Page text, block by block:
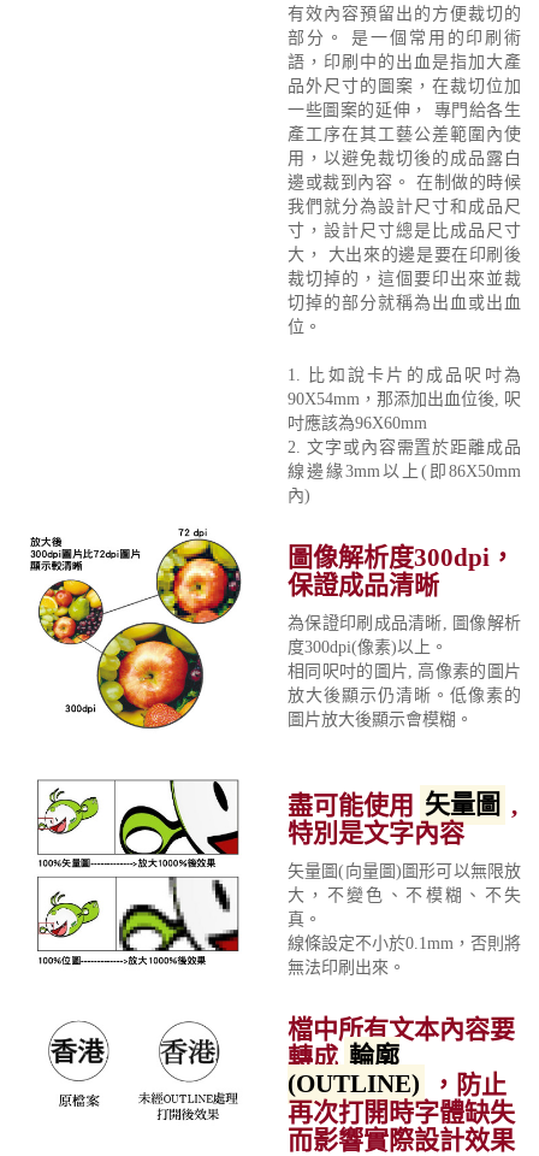
有效內容預留出的方便裁切的
部分。 是一個常用的印刷術
語，印刷中的出血是指加大產
品外尺寸的圖案，在裁切位加
一些圖案的延伸， 專門給各生
產工序在其工藝公差範圍內使
用，以避免裁切後的成品露白
邊或裁到內容。 在制做的時候
我們就分為設計尺寸和成品尺
寸，設計尺寸總是比成品尺寸
大， 大出來的邊是要在印刷後
裁切掉的，這個要印出來並裁
切掉的部分就稱為出血或出血
位。
1. 比如說卡片的成品呎吋為
90X54mm，那添加出血位後, 呎
吋應該為96X60mm
2. 文字或內容需置於距離成品
線邊緣3mm以上(即86X50mm
內)
圖像解析度300dpi，
保證成品清晰
為保證印刷成品清晰, 圖像解析
度300dpi(像素)以上。
相同呎吋的圖片, 高像素的圖片
放大後顯示仍清晰。低像素的
圖片放大後顯示會模糊。
盡可能使用 矢量圖 ,
特別是文字內容
矢量圖(向量圖)圖形可以無限放
大，不變色、不模糊、不失
真。
線條設定不小於0.1mm，否則將
無法印刷出來。
檔中所有文本內容要
轉成 輪廓
(OUTLINE)
，防止
再次打開時字體缺失
而影響實際設計效果